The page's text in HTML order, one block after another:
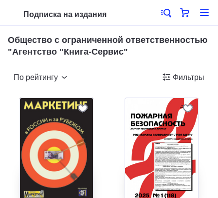
Подписка на издания
Общество с ограниченной ответственностью
"Агентство "Книга-Сервис"
По рейтингу Фильтры